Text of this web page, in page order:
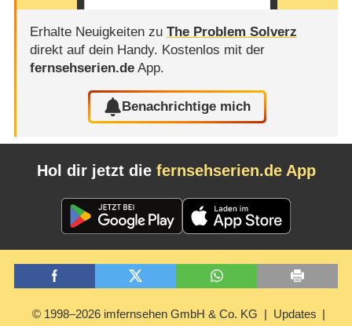
Erhalte Neuigkeiten zu The Problem Solverz
direkt auf dein Handy. Kostenlos mit der
fernsehserien.deApp.
Benachrichtige mich
Hol dir jetzt die fernsehserien.de App
© 1998–2026 imfernsehen GmbH & Co. KG Updates